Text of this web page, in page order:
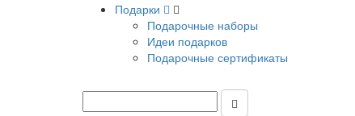
Подарки
Подарочные наборы
Идеи подарков
Подарочные сертификаты